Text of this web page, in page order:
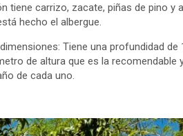
tiene carrizo, zacate, piñas de pino y
hecho el albergue.
Tiene una profundidad de
de altura que es la recomendable
de cada uno.